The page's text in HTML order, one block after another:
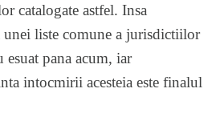
catalogate astfel. Insa
unei liste comune a jurisdictiilor
esuat pana acum, iar
intocmirii acesteia este finalul